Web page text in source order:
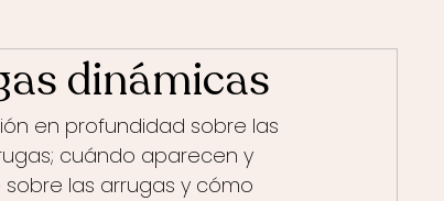
dinámicas
en profundidad sobre las
cuándo aparecen y
las arrugas y cómo